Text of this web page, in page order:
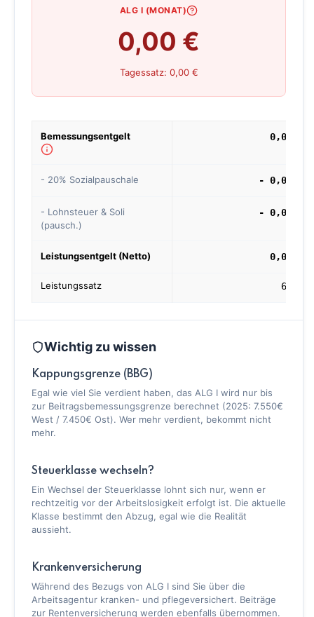
ALG I (MONAT)
0,00 €
Tagessatz: 0,00 €
Bemessungsentgelt 0,00 €
- 20% Sozialpauschale - 0,00 €
- Lohnsteuer & Soli
(pausch.)
- 0,00 €
Leistungsentgelt (Netto) 0,00 €
Leistungssatz 60 %
Wichtig zu wissen
Kappungsgrenze (BBG)
Egal wie viel Sie verdient haben, das ALG I wird nur bis
zur Beitragsbemessungsgrenze berechnet (2025: 7.550€
West / 7.450€ Ost). Wer mehr verdient, bekommt nicht
mehr.
Steuerklasse wechseln?
Ein Wechsel der Steuerklasse lohnt sich nur, wenn er
rechtzeitig vor der Arbeitslosigkeit erfolgt ist. Die aktuelle
Klasse bestimmt den Abzug, egal wie die Realität
aussieht.
Krankenversicherung
Während des Bezugs von ALG I sind Sie über die
Arbeitsagentur kranken- und pflegeversichert. Beiträge
zur Rentenversicherung werden ebenfalls übernommen.